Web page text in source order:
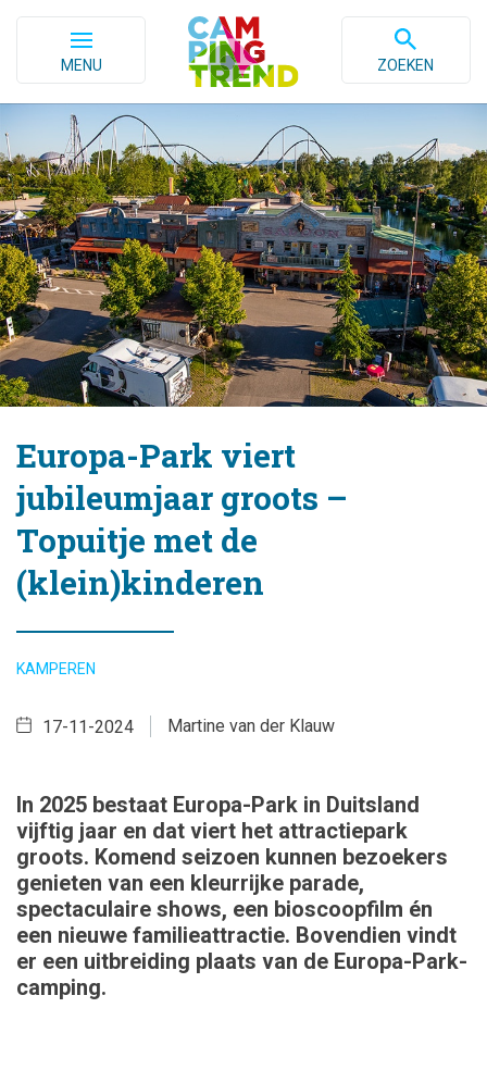
MENU ZOEKEN
Europa-Park viert
jubileumjaar groots –
Topuitje met de
(klein)kinderen
KAMPEREN
Martine van der Klauw
17-11-2024
In 2025 bestaat Europa-Park in Duitsland
vijftig jaar en dat viert het attractiepark
groots. Komend seizoen kunnen bezoekers
genieten van een kleurrijke parade,
spectaculaire shows, een bioscoopfilm én
een nieuwe familieattractie. Bovendien vindt
er een uitbreiding plaats van de Europa-Park-
camping.